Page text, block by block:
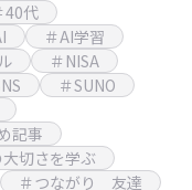
40代
＃AI学習
＃NISA
＃SUNO
記事
切さを学ぶ
＃つながり 友達